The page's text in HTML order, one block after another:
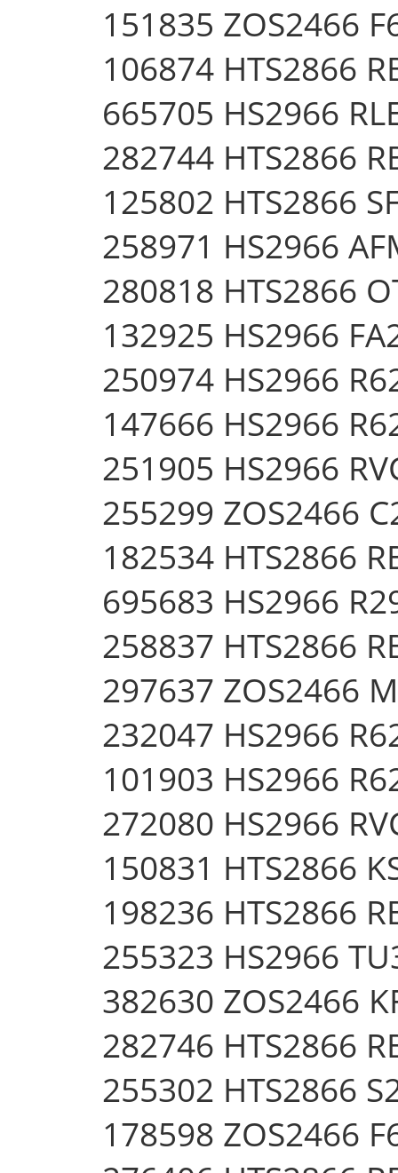
151835 ZOS2466
106874 HTS2866
665705 HS2966
282744 HTS2866
125802 HTS2866
258971 HS2966
280818 HTS2866
132925 HS2966
250974 HS2966
147666 HS2966
251905 HS2966
255299 ZOS2466
182534 HTS2866
695683 HS2966
258837 HTS2866
297637 ZOS2466
232047 HS2966
101903 HS2966
272080 HS2966
150831 HTS2866
198236 HTS2866
255323 HS2966
382630 ZOS2466
282746 HTS2866
255302 HTS2866
178598 ZOS2466